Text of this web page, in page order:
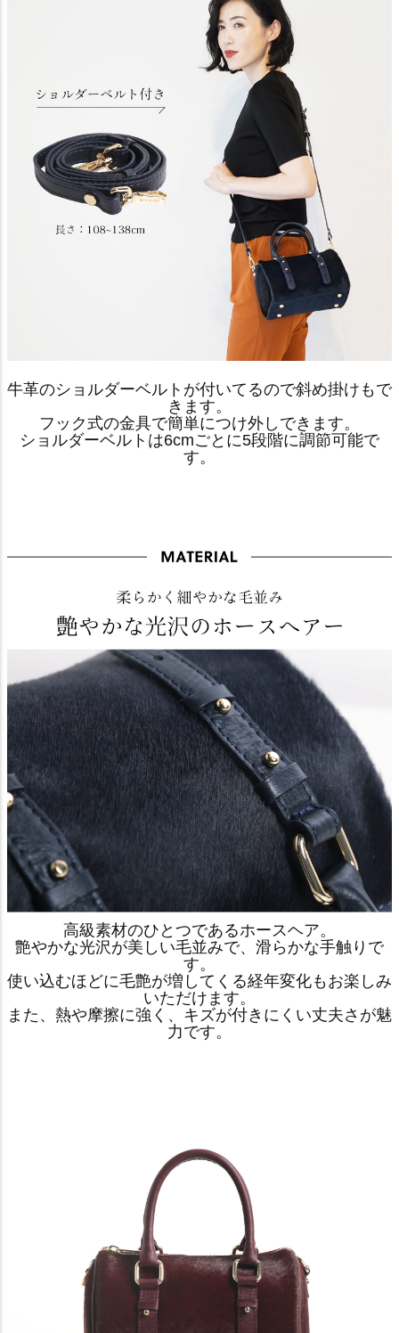
牛革のショルダーベルトが付いてるので斜め掛けもで
きます。
フック式の金具で簡単につけ外しできます。
ショルダーベルトは6cmごとに5段階に調節可能で
す。
高級素材のひとつであるホースヘア。
艶やかな光沢が美しい毛並みで、滑らかな手触りで
す。
使い込むほどに毛艶が増してくる経年変化もお楽しみ
いただけます。
また、熱や摩擦に強く、キズが付きにくい丈夫さが魅
力です。